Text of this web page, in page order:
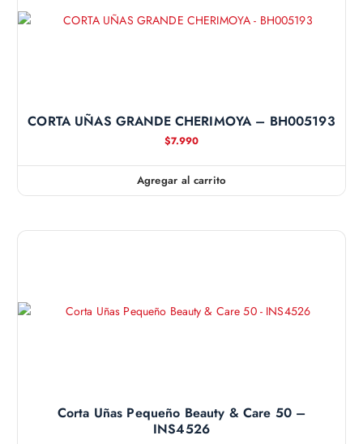
CORTA UÑAS GRANDE CHERIMOYA – BH005193
$7.990
Agregar al carrito
Corta Uñas Pequeño Beauty & Care 50 –
INS4526